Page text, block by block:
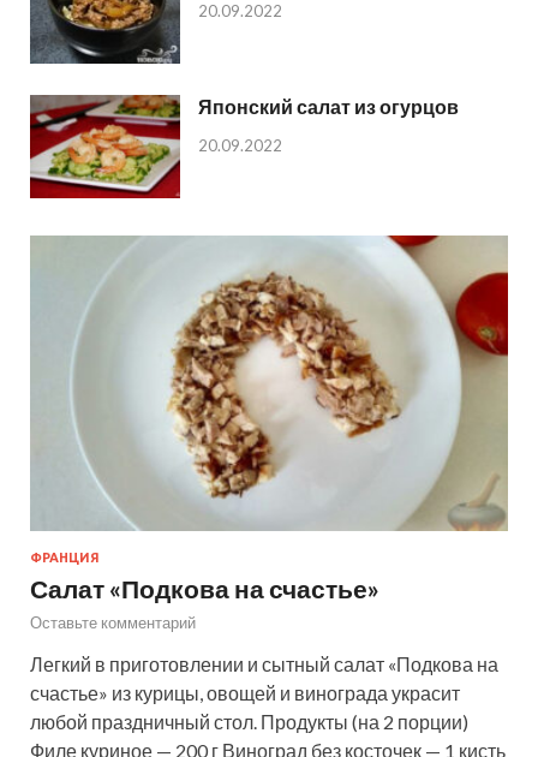
20.09.2022
Японский салат из огурцов
20.09.2022
ФРАНЦИЯ
Салат «Подкова на счастье»
Оставьте комментарий
Легкий в приготовлении и сытный салат «Подкова на
счастье» из курицы, овощей и винограда украсит
любой праздничный стол. Продукты (на 2 порции)
Филе куриное — 200 г Виноград без косточек — 1 кисть